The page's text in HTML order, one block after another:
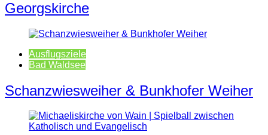
Georgskirche
Ausflugsziele
Bad Waldsee
Schanzwiesweiher & Bunkhofer Weiher